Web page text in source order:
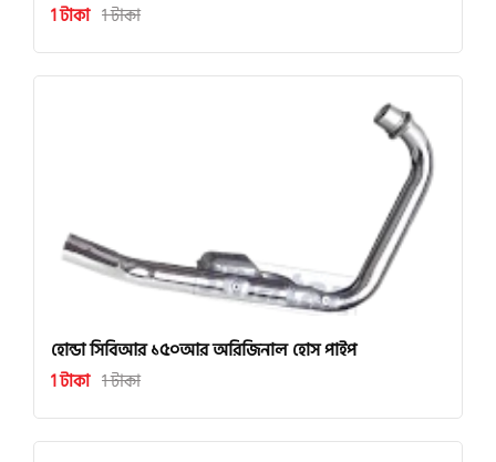
1 টাকা 1 টাকা
হোন্ডা সিবিআর ১৫০আর অরিজিনাল হোস পাইপ
1 টাকা 1 টাকা